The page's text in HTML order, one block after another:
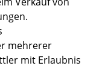
mehrerer
mit Erlaubnis